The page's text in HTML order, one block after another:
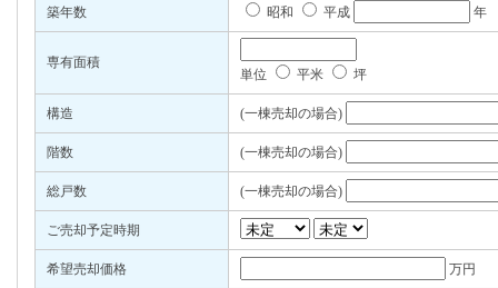
築年数 昭和 平成 年
専有面積
単位 平米 坪
構造 (一棟売却の場合)
階数 (一棟売却の場合)
総戸数 (一棟売却の場合)
ご売却予定時期
希望売却価格 万円